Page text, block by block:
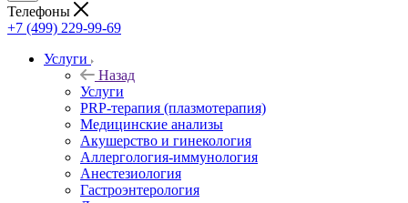
Телефоны
+7 (499) 229-99-69
Услуги
Назад
Услуги
PRP-терапия (плазмотерапия)
Медицинские анализы
Акушерство и гинекология
Аллергология-иммунология
Анестезиология
Гастроэнтерология